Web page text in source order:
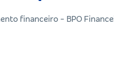
financeiro - BPO